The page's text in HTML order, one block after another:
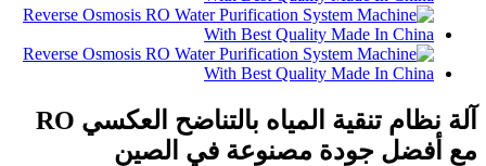
آلة نظام تنقية المياه بالتناضح العكسي RO
مع أفضل جودة مصنوعة في الصين